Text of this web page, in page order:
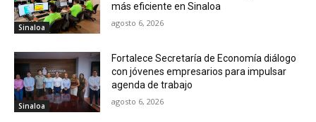
Sinaloa
más eficiente en Sinaloa
agosto 6, 2026
Sinaloa
Fortalece Secretaría de Economía diálogo
con jóvenes empresarios para impulsar
agenda de trabajo
agosto 6, 2026